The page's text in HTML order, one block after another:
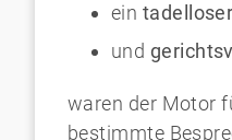
ein
und
waren der Motor
bestimmte